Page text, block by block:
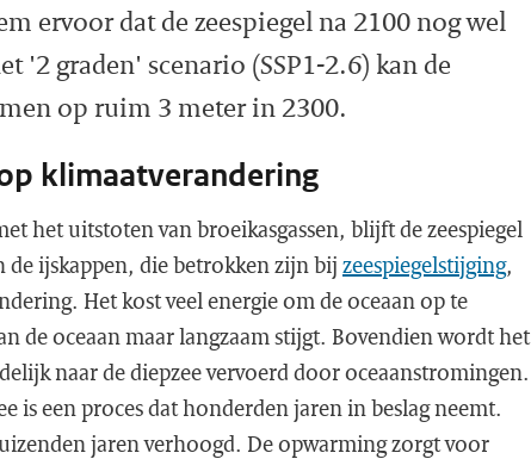
ervoor dat de zeespiegel na 2100 nog wel
'2 graden' scenario (SSP1-2.6) kan de
op ruim 3 meter in 2300.
klimaatverandering
het uitstoten van broeikasgassen, blijft de zeespiegel
de ijskappen, die betrokken zijn bij zeespiegelstijging,
Het kost veel energie om de oceaan op te
de oceaan maar langzaam stijgt. Bovendien wordt het
naar de diepzee vervoerd door oceaanstromingen.
is een proces dat honderden jaren in beslag neemt.
jaren verhoogd. De opwarming zorgt voor